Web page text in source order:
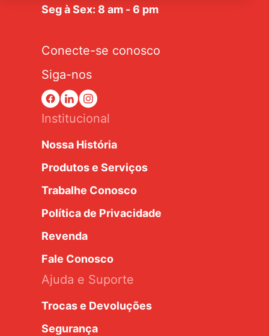
Seg à Sex: 8 am - 6 pm
Conecte-se conosco
Siga-nos
Institucional
Nossa História
Produtos e Serviços
Trabalhe Conosco
Política de Privacidade
Revenda
Fale Conosco
Ajuda e Suporte
Trocas e Devoluções
Segurança